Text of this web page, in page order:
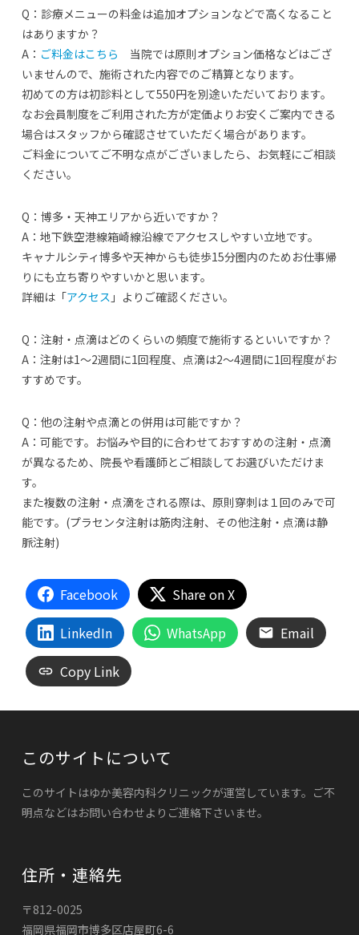
Q：診療メニューの料金は追加オプションなどで高くなること
はありますか？
A： ご料金はこちら 当院では原則オプション価格などはござ
いませんので、施術された内容でのご精算となります。
初めての方は初診料として550円を別途いただいております。
なお会員制度をご利用された方が定価よりお安くご案内できる
場合はスタッフから確認させていただく場合があります。
ご料金についてご不明な点がございましたら、お気軽にご相談
ください。
Q：博多・天神エリアから近いですか？
A：地下鉄空港線箱崎線沿線でアクセスしやすい立地です。
キャナルシティ博多や天神からも徒歩15分圏内のためお仕事帰
りにも立ち寄りやすいかと思います。
詳細は「アクセス 」よりご確認ください。
Q：注射・点滴はどのくらいの頻度で施術するといいですか？
A：注射は1～2週間に1回程度、点滴は2～4週間に1回程度がお
すすめです。
Q：他の注射や点滴との併用は可能ですか？
A：可能です。お悩みや目的に合わせておすすめの注射・点滴
が異なるため、院長や看護師とご相談してお選びいただけま
す。
また複数の注射・点滴をされる際は、原則穿刺は１回のみで可
能です。(プラセンタ注射は筋肉注射、その他注射・点滴は静
脈注射)
Facebook
Share on X
LinkedIn
WhatsApp
Email
Copy Link
このサイトについて
このサイトはゆか美容内科クリニックが運営しています。ご不
明点などはお問い合わせよりご連絡下さいませ。
住所・連絡先
〒812-0025
福岡県福岡市博多区店屋町6-6